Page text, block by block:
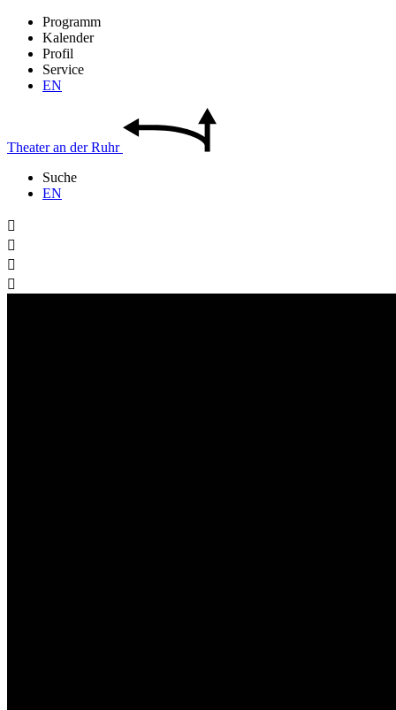
Programm
Kalender
Profil
Service
EN
Theateran derRuhr
Suche
EN



